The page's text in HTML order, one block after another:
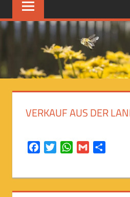
VERKAUF AUS DER
FacebookTwitterWhatsApp
Gmail